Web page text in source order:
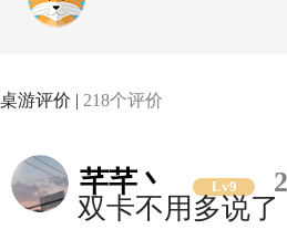
桌游评价 | 218个评价
芊芊丶 Lv9
双卡不用多说了